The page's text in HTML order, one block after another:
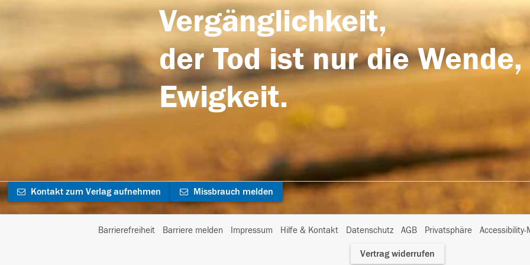
Vergänglichkeit,
der Tod ist nur die
Ewigkeit.
Kontakt zum Verlag aufnehmen Missbrauch melden
Barrierefreiheit Barriere melden Impressum Hilfe & Kontakt Datenschutz AGB Privatsphäre
I
Vertrag widerrufen